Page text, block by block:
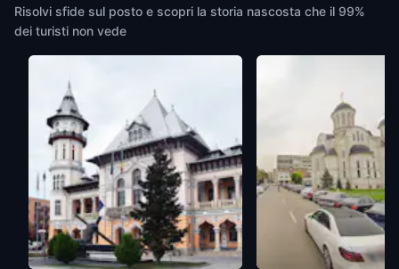
Risolvi sfide sul posto e scopri la storia nascosta che il 99%
dei turisti non vede